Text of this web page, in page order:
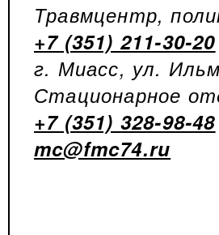
Травмцентр,
+7 (351) 211-30-20
г. Миасс, ул.
Стационарное
+7 (351) 328-98-48
mc@fmc74.ru